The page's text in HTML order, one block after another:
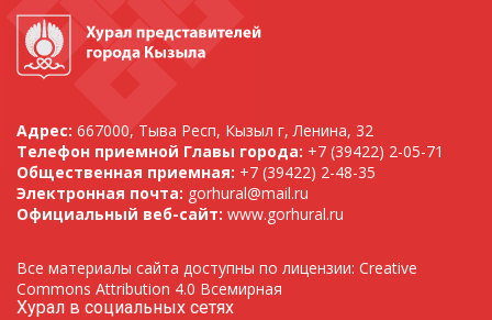
Адрес: 667000, Тыва Респ, Кызыл г, Ленина, 32
Телефон приемной Главы города: +7 (39422) 2-05-71
Общественная приемная: +7 (39422) 2-48-35
Электронная почта: gorhural@mail.ru
Официальный веб-сайт: www.gorhural.ru
Все материалы сайта доступны по лицензии: Creative
Commons Attribution 4.0 Всемирная
Хурал в социальных сетях